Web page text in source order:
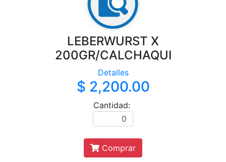
LEBERWURST X
200GR/CALCHAQUI
Detalles
$ 2,200.00
Cantidad:
Comprar